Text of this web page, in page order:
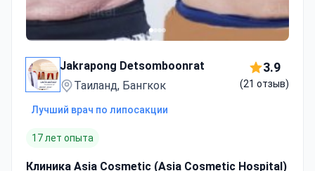
Jakrapong Detsomboonrat
Таиланд, Бангкок
3.9
(21 отзыв)
Лучший врач по липосакции
17 лет опыта
Клиника Asia Cosmetic (Asia Cosmetic Hospital)